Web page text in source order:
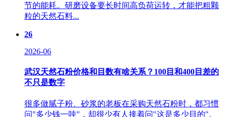
节的能耗。研磨设备要长时间高负荷运转，才能把粗颗
粒的天然石料...
26
2026-06
武汉天然石粉价格和目数有啥关系？100目和400目差的
不只是数字
很多做腻子粉、砂浆的老板在采购天然石粉时，都习惯
问"多少钱一吨"，却很少有人接着问"这是多少目的"。